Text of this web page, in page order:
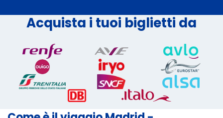
Acquista i tuoi biglietti da